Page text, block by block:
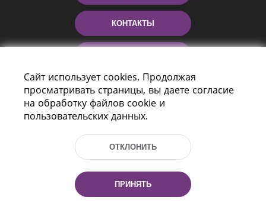
КОНТАКТЫ
г. Минск, Республика Беларусь, 220114
Тел.: (+375 17) 368 37 37, Факс: (+375 17)
Сайт использует cookies. Продолжая
просматривать страницы, вы даете согласие
на обработку файлов cookie и
пользовательских данных.
ОТКЛОНИТЬ
ПРИНЯТЬ